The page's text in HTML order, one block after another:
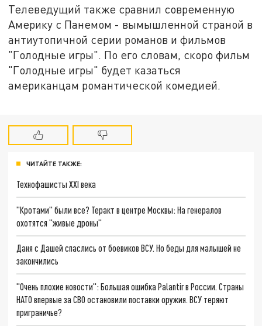
Телеведущий также сравнил современную
Америку с Панемом - вымышленной страной в
антиутопичной серии романов и фильмов
"Голодные игры". По его словам, скоро фильм
"Голодные игры" будет казаться
американцам романтической комедией.
ЧИТАЙТЕ ТАКЖЕ:
Технофашисты XXI века
"Кротами" были все? Теракт в центре Москвы: На генералов
охотятся "живые дроны"
Даня с Дашей спаслись от боевиков ВСУ. Но беды для малышей не
закончились
"Очень плохие новости": Большая ошибка Palantir в России. Страны
НАТО впервые за СВО остановили поставки оружия. ВСУ теряют
приграничье?